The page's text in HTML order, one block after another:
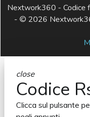
Nextwork360 -
- © 2026
close
Codice
Clicca sul pulsante